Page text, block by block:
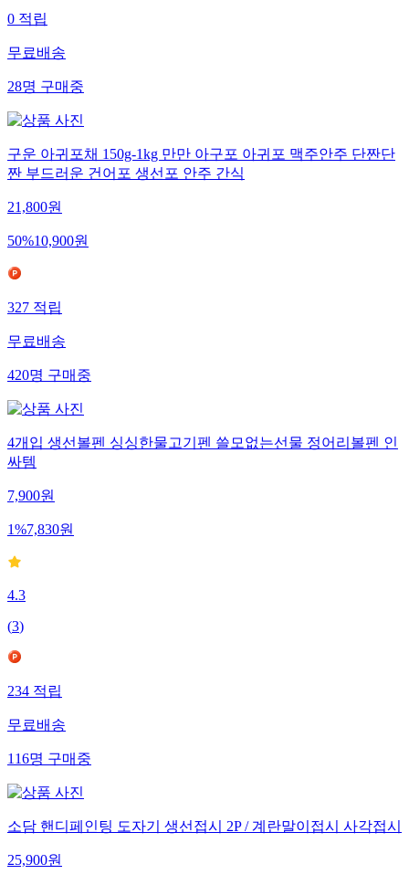
0적립
무료배송
28명구매중
구운 아귀포채 150g-1kg 만만 아구포 아귀포 맥주안주 단짠단
짠 부드러운 건어포 생선포 안주 간식
21,800원
50%10,900원
327적립
무료배송
420명구매중
4개입 생선볼펜 싱싱한물고기펜 쓸모없는선물 정어리볼펜 인
싸템
7,900원
1%7,830원
4.3
(3)
234적립
무료배송
116명구매중
소담 핸디페인팅 도자기 생선접시 2P / 계란말이접시 사각접시
25,900원